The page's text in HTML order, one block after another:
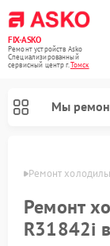
FIX-ASKO
Ремонт устройств Asko
Специализированный
cервисный центр г.Томск
Мы
Ремонт
Ремонт
R31842i